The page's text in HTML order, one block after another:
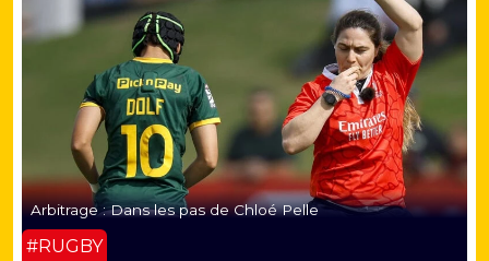
Arbitrage : Dans les pas de Chloé Pelle
#RUGBY